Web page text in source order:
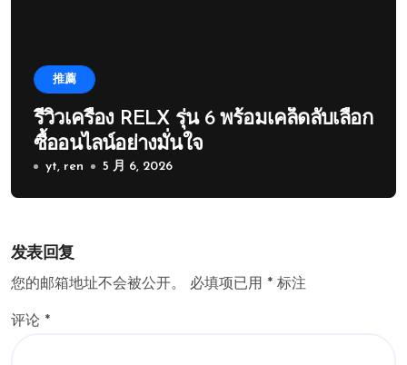
推薦
รีวิวเครื่อง RELX รุ่น 6 พร้อมเคล็ดลับเลือก
ซื้ออนไลน์อย่างมั่นใจ
yt, ren 5 月 6, 2026
发表回复
您的邮箱地址不会被公开。 必填项已用 * 标注
评论 *